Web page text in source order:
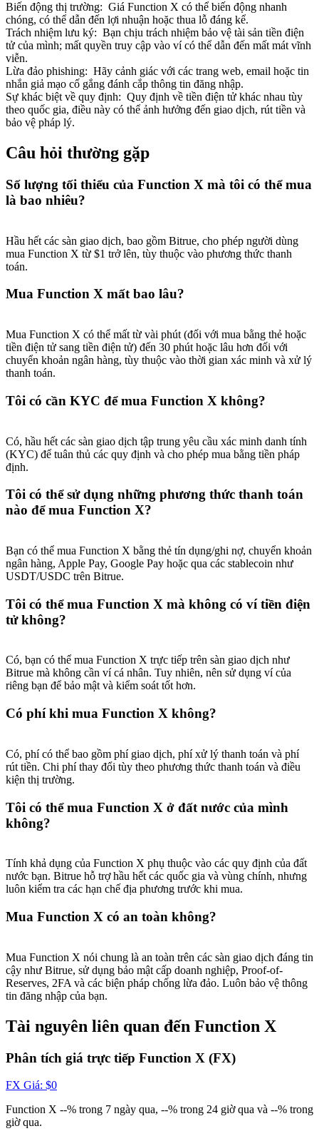
Đối tác Bitrue
Lên đến 65% hoa hồng!
Mời một người bạn để nhận phần thưởng tiền mặt
Deposit CASHCAT & Win
Share 500000 CASHCAT prize pool
Exclusive for BitMart Users
Register & Trade to Win 500,000 USDT
Precious Metals Trading Carnival
Trade Gold & Silver · 33,333 USDT Bonus
USDT Flexible Staking | Daily Rewards
New Listing Futures Fest
Crypto World Cup 2026: Grand Finale
Thêm sự kiện
Nhận giải thưởng và phần thưởng độc quyền
Biến động thị trường: Giá Function X có thể biến động nhanh
chóng, có thể dẫn đến lợi nhuận hoặc thua lỗ đáng kể.
Trách nhiệm lưu ký: Bạn chịu trách nhiệm bảo vệ tài sản tiền điện
tử của mình; mất quyền truy cập vào ví có thể dẫn đến mất mát vĩnh
viễn.
Lừa đảo phishing: Hãy cảnh giác với các trang web, email hoặc tin
nhắn giả mạo cố gắng đánh cắp thông tin đăng nhập.
Sự khác biệt về quy định: Quy định về tiền điện tử khác nhau tùy
theo quốc gia, điều này có thể ảnh hưởng đến giao dịch, rút tiền và
bảo vệ pháp lý.
Câu hỏi thường gặp
Số lượng tối thiểu của Function X mà tôi có thể mua
là bao nhiêu?
Hầu hết các sàn giao dịch, bao gồm Bitrue, cho phép người dùng
mua Function X từ $1 trở lên, tùy thuộc vào phương thức thanh
toán.
Mua Function X mất bao lâu?
Mua Function X có thể mất từ vài phút (đối với mua bằng thẻ hoặc
tiền điện tử sang tiền điện tử) đến 30 phút hoặc lâu hơn đối với
chuyển khoản ngân hàng, tùy thuộc vào thời gian xác minh và xử lý
thanh toán.
Tôi có cần KYC để mua Function X không?
Có, hầu hết các sàn giao dịch tập trung yêu cầu xác minh danh tính
(KYC) để tuân thủ các quy định và cho phép mua bằng tiền pháp
định.
Tôi có thể sử dụng những phương thức thanh toán
nào để mua Function X?
Bạn có thể mua Function X bằng thẻ tín dụng/ghi nợ, chuyển khoản
ngân hàng, Apple Pay, Google Pay hoặc qua các stablecoin như
USDT/USDC trên Bitrue.
Tôi có thể mua Function X mà không có ví tiền điện
tử không?
Có, bạn có thể mua Function X trực tiếp trên sàn giao dịch như
Bitrue mà không cần ví cá nhân. Tuy nhiên, nên sử dụng ví của
riêng bạn để bảo mật và kiểm soát tốt hơn.
Có phí khi mua Function X không?
Có, phí có thể bao gồm phí giao dịch, phí xử lý thanh toán và phí
rút tiền. Chi phí thay đổi tùy theo phương thức thanh toán và điều
kiện thị trường.
Tôi có thể mua Function X ở đất nước của mình
không?
Tính khả dụng của Function X phụ thuộc vào các quy định của đất
nước bạn. Bitrue hỗ trợ hầu hết các quốc gia và vùng chính, nhưng
luôn kiểm tra các hạn chế địa phương trước khi mua.
Mua Function X có an toàn không?
Mua Function X nói chung là an toàn trên các sàn giao dịch đáng tin
cậy như Bitrue, sử dụng bảo mật cấp doanh nghiệp, Proof-of-
Reserves, 2FA và các biện pháp chống lừa đảo. Luôn bảo vệ thông
tin đăng nhập của bạn.
Tài nguyên liên quan đến Function X
Phân tích giá trực tiếp Function X (FX)
FX Giá: $0
Function X --% trong 7 ngày qua, --% trong 24 giờ qua và --% trong
giờ qua.